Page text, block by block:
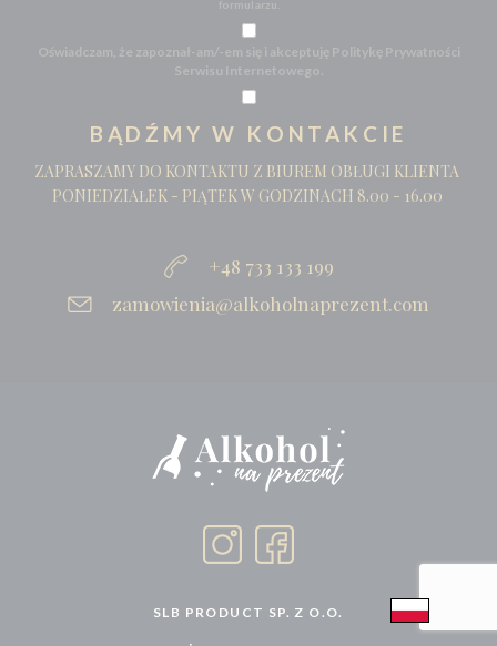
formularzu.
Oświadczam, że zapoznał-am/-em się i akceptuję Politykę Prywatności
Serwisu Internetowego.
BĄDŹMY W KONTAKCIE
ZAPRASZAMY DO KONTAKTU Z BIUREM OBŁUGI KLIENTA
PONIEDZIAŁEK - PIĄTEK W GODZINACH 8.00 - 16.00
+48 733 133 199
zamowienia@alkoholnaprezent.com
SLB PRODUCT SP. Z O.O.